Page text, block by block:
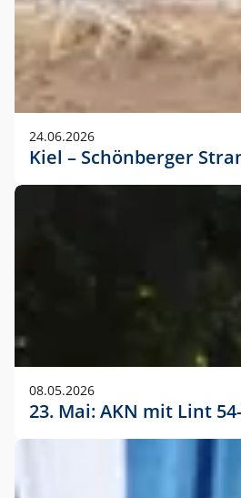
24.06.2026
Kiel – Schönberger
08.05.2026
23. Mai: AKN mit Lint